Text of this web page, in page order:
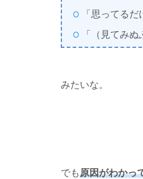
「思ってる
「（見てみ
みたいな。
でも原因がわかっ